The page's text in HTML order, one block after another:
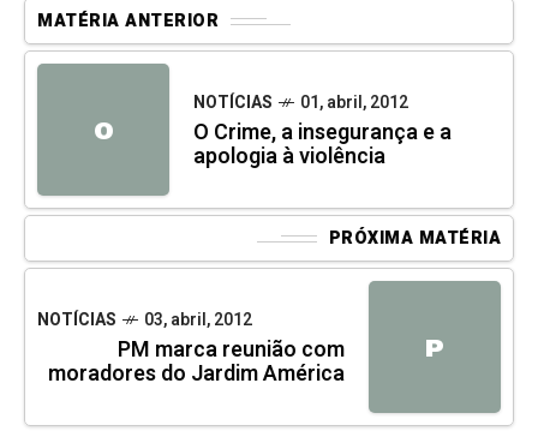
MATÉRIA ANTERIOR
O
NOTÍCIAS 01, abril, 2012
O Crime, a insegurança e a
apologia à violência
PRÓXIMA MATÉRIA
P
NOTÍCIAS 03, abril, 2012
PM marca reunião com
moradores do Jardim América